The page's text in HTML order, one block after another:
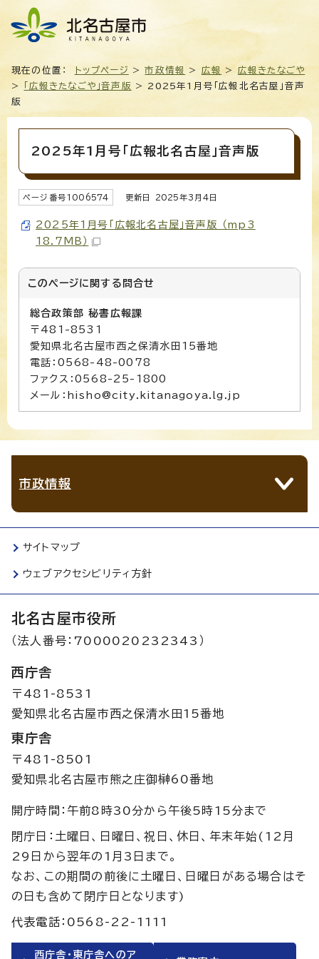
現在の位置： トップページ >市政情報 > 広報 > 広報きたなごや
>
「広報きたなごや」音声版
> 2025年1月号「広報北名古屋」音声
版
2025年1月号「広報北名古屋」音声版
ページ番号1006574 更新日 2025年3月4日
2025年1月号「広報北名古屋」音声版 （mp3
18.7MB）
このページに関する 問合せ
総合政策部 秘書広報課
〒481-8531
愛知県北名古屋市西之保清水田15番地
電話：0568-48-0078
ファクス：0568-25-1800
メール：hisho@city.kitanagoya.lg.jp
市政情報
サイトマップ
ウェブアクセシビリティ方針
北名古屋市役所
（法人番号：7000020232343）
西庁舎
〒481-8531
愛知県北名古屋市西之保清水田15番地
東庁舎
〒481-8501
愛知県北名古屋市熊之庄御榊60番地
開庁時間：午前8時30分から午後5時15分まで
閉庁日：土曜日、日曜日、祝日、休日、年末年始(12月
29日から翌年の1月3日まで。
なお、この期間の前後に土曜日、日曜日がある場合はそ
の日も含めて閉庁日となります)
代表電話：0568-22-1111
西庁舎・東庁舎へのア